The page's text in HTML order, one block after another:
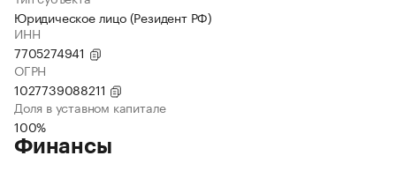
Юридическое лицо (Резидент РФ)
ИНН
7705274941
ОГРН
1027739088211
Доля в уставном капитале
100%
Финансы